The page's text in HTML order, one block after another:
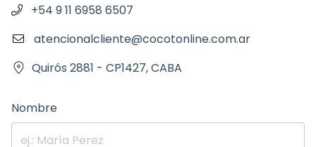
+54 9 11 6958 6507
atencionalcliente@cocotonline.com.ar
Quirós 2881 - CP1427, CABA
Nombre